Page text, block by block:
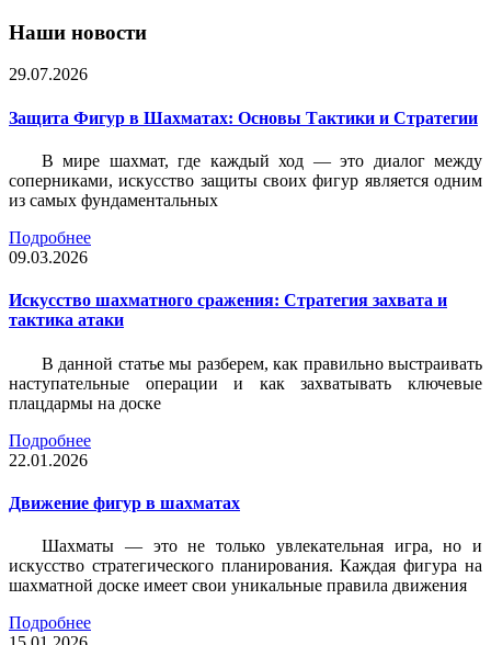
Наши новости
29.07.2026
Защита Фигур в Шахматах: Основы Тактики и Стратегии
В мире шахмат, где каждый ход — это диалог между
соперниками, искусство защиты своих фигур является одним
из самых фундаментальных
Подробнее
09.03.2026
Искусство шахматного сражения: Стратегия захвата и
тактика атаки
В данной статье мы разберем, как правильно выстраивать
наступательные операции и как захватывать ключевые
плацдармы на доске
Подробнее
22.01.2026
Движение фигур в шахматах
Шахматы — это не только увлекательная игра, но и
искусство стратегического планирования. Каждая фигура на
шахматной доске имеет свои уникальные правила движения
Подробнее